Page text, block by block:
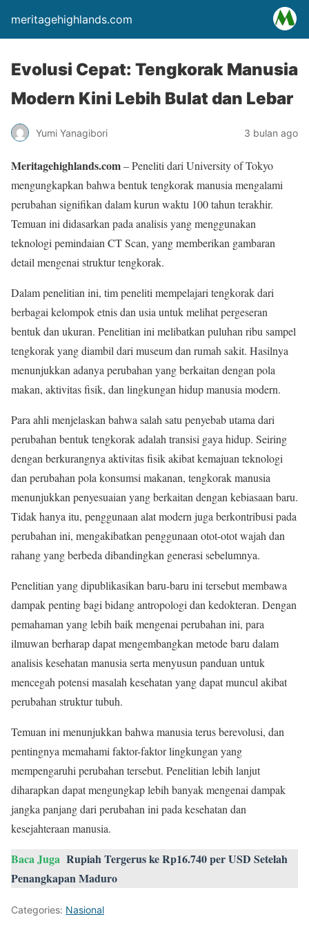
meritagehighlands.com
Evolusi Cepat: Tengkorak Manusia
Modern Kini Lebih Bulat dan Lebar
Yumi Yanagibori 3 bulan ago
Meritagehighlands.com– Peneliti dari University of Tokyo
mengungkapkan bahwa bentuk tengkorak manusia mengalami
perubahan signifikan dalam kurun waktu 100 tahun terakhir.
Temuan ini didasarkan pada analisis yang menggunakan
teknologi pemindaian CT Scan, yang memberikan gambaran
detail mengenai struktur tengkorak.
Dalam penelitian ini, tim peneliti mempelajari tengkorak dari
berbagai kelompok etnis dan usia untuk melihat pergeseran
bentuk dan ukuran. Penelitian ini melibatkan puluhan ribu sampel
tengkorak yang diambil dari museum dan rumah sakit. Hasilnya
menunjukkan adanya perubahan yang berkaitan dengan pola
makan, aktivitas fisik, dan lingkungan hidup manusia modern.
Para ahli menjelaskan bahwa salah satu penyebab utama dari
perubahan bentuk tengkorak adalah transisi gaya hidup. Seiring
dengan berkurangnya aktivitas fisik akibat kemajuan teknologi
dan perubahan pola konsumsi makanan, tengkorak manusia
menunjukkan penyesuaian yang berkaitan dengan kebiasaan baru.
Tidak hanya itu, penggunaan alat modern juga berkontribusi pada
perubahan ini, mengakibatkan penggunaan otot-otot wajah dan
rahang yang berbeda dibandingkan generasi sebelumnya.
Penelitian yang dipublikasikan baru-baru ini tersebut membawa
dampak penting bagi bidang antropologi dan kedokteran. Dengan
pemahaman yang lebih baik mengenai perubahan ini, para
ilmuwan berharap dapat mengembangkan metode baru dalam
analisis kesehatan manusia serta menyusun panduan untuk
mencegah potensi masalah kesehatan yang dapat muncul akibat
perubahan struktur tubuh.
Temuan ini menunjukkan bahwa manusia terus berevolusi, dan
pentingnya memahami faktor-faktor lingkungan yang
mempengaruhi perubahan tersebut. Penelitian lebih lanjut
diharapkan dapat mengungkap lebih banyak mengenai dampak
jangka panjang dari perubahan ini pada kesehatan dan
kesejahteraan manusia.
Baca Juga Rupiah Tergerus ke Rp16.740 per USD Setelah
Penangkapan Maduro
Categories: Nasional